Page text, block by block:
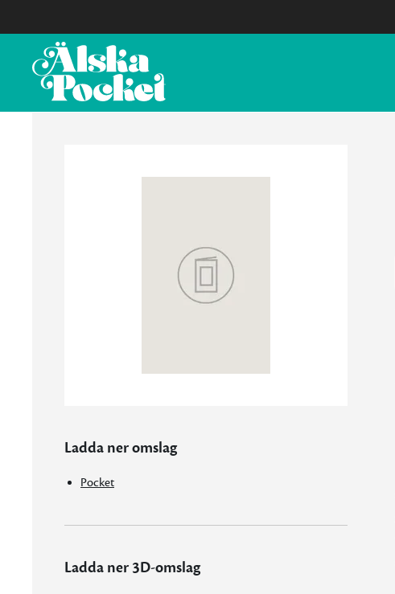
Ladda ner omslag
Pocket
Ladda ner 3D-omslag